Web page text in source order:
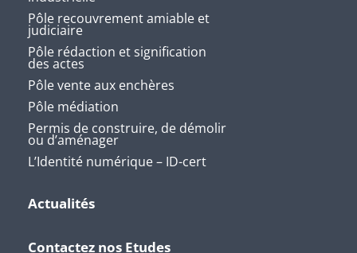
Pôle recouvrement amiable et
judiciaire
Pôle rédaction et signification
des actes
Pôle vente aux enchères
Pôle médiation
Permis de construire, de démolir
ou d’aménager
L’Identité numérique – ID-cert
Actualités
Contactez nos Etudes